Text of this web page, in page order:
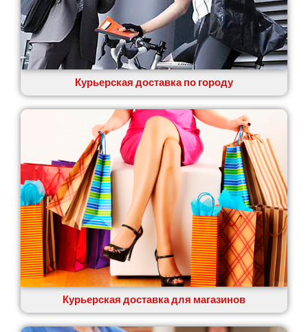
Курьерская доставка по городу
Курьерская доставка для магазинов